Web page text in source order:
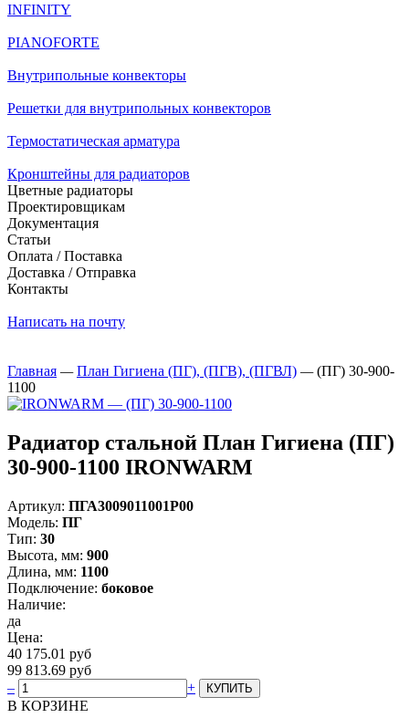
INFINITY
PIANOFORTE
Внутрипольные конвекторы
Решетки для внутрипольных конвекторов
Термостатическая арматура
Кронштейны для радиаторов
Цветные радиаторы
Проектировщикам
Документация
Статьи
Оплата / Поставка
Доставка / Отправка
Контакты
Написать на почту
Главная — План Гигиена (ПГ), (ПГВ), (ПГВЛ) — (ПГ) 30-900-
1100
Радиатор стальной План Гигиена (ПГ)
30-900-1100 IRONWARM
Артикул: ПГА3009011001P00
Модель: ПГ
Тип: 30
Высота, мм: 900
Длина, мм: 1100
Подключение: боковое
Наличие:
да
Цена:
40 175.01 руб
99 813.69 руб
–
+
В КОРЗИНЕ